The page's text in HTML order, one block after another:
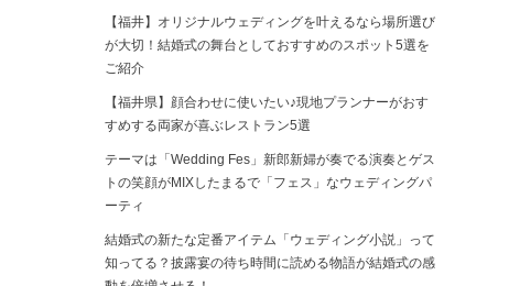
【福井】オリジナルウェディングを叶えるなら場所選び
が大切！結婚式の舞台としておすすめのスポット5選を
ご紹介
【福井県】顔合わせに使いたい♪現地プランナーがおす
すめする両家が喜ぶレストラン5選
テーマは「Wedding Fes」新郎新婦が奏でる演奏とゲス
トの笑顔がMIXしたまるで「フェス」なウェディングパ
ーティ
結婚式の新たな定番アイテム「ウェディング小説」って
知ってる？披露宴の待ち時間に読める物語が結婚式の感